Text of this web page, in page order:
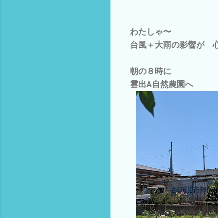
わたしゃ〜
台風＋大雨の影響が
朝の８時に
雲出A自然農園へ